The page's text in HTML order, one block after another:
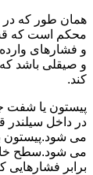
همان طور که در
محکم است که
و فشارهای
و صیقلی باشد
کند.
پیستون یا شفت
در داخل سیلندر
می شود.پیستون
می شود.سطح
برابر